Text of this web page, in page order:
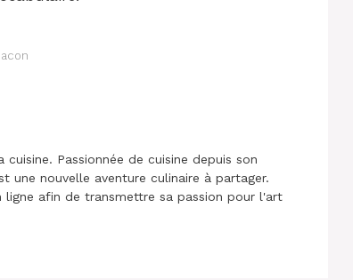
Passionnée de cuisine depuis son
une nouvelle aventure culinaire à partager.
afin de transmettre sa passion pour l'art